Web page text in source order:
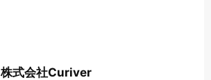
株式会社Curiver